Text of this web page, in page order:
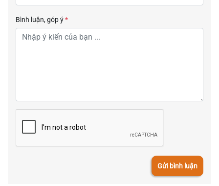
Bình luận, góp ý*
Gửi bình luận